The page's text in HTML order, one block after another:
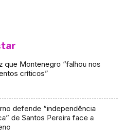
que Montenegro “falhou nos
críticos”
defende “independência
de Santos Pereira face a